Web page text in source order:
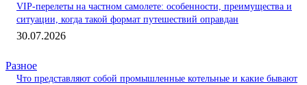
VIP-перелеты на частном самолете: особенности, преимущества и
ситуации, когда такой формат путешествий оправдан
30.07.2026
Разное
Что представляют собой промышленные котельные и какие бывают